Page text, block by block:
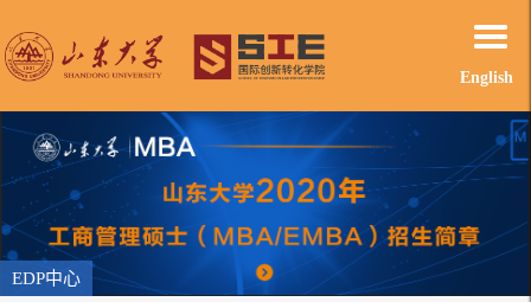
English
EDP中心